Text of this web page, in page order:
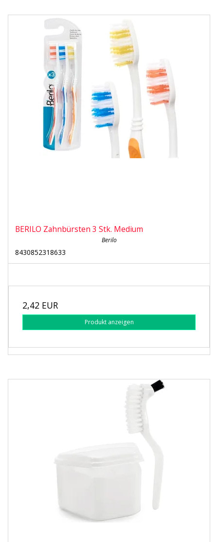
BERILO Zahnbürsten 3 Stk. Medium
Berilo
8430852318633
2,42 EUR
Produkt anzeigen